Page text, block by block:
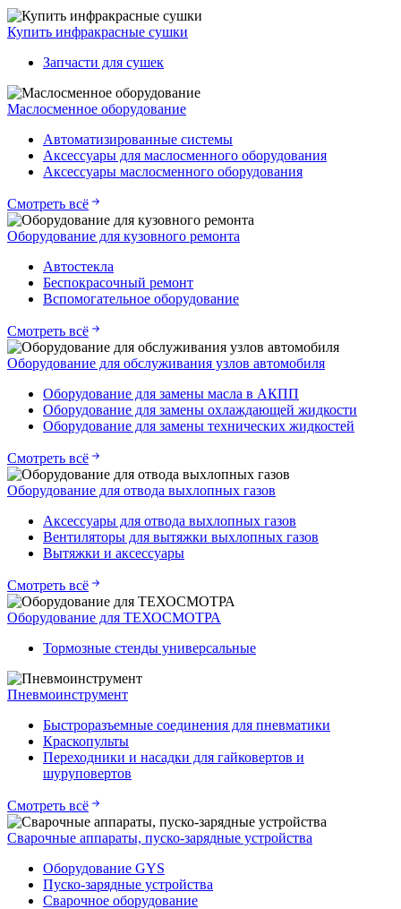
Купить инфракрасные сушки
Запчасти для сушек
Маслосменное оборудование
Автоматизированные системы
Аксессуары для маслосменного оборудования
Аксессуары маслосменного оборудования
Смотреть всё
Оборудование для кузовного ремонта
Автостекла
Беспокрасочный ремонт
Вспомогательное оборудование
Смотреть всё
Оборудование для обслуживания узлов автомобиля
Оборудование для замены масла в АКПП
Оборудование для замены охлаждающей жидкости
Оборудование для замены технических жидкостей
Смотреть всё
Оборудование для отвода выхлопных газов
Аксессуары для отвода выхлопных газов
Вентиляторы для вытяжки выхлопных газов
Вытяжки и аксессуары
Смотреть всё
Оборудование для ТЕХОСМОТРА
Тормозные стенды универсальные
Пневмоинструмент
Быстроразъемные соединения для пневматики
Краскопульты
Переходники и насадки для гайковертов и
шуруповертов
Смотреть всё
Сварочные аппараты, пуско-зарядные устройства
Оборудование GYS
Пуско-зарядные устройства
Сварочное оборудование